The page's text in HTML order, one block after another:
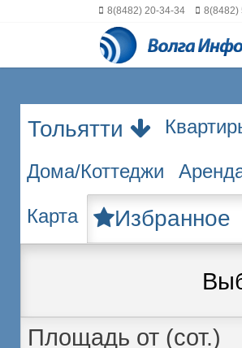
8(8482) 20-34-34 8(8482)
Тольятти
Дома/Коттеджи
Карта Избранное